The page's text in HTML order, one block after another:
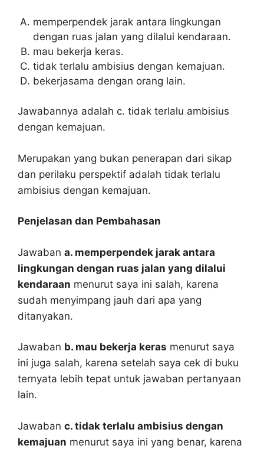
memperpendek jarak antara lingkungan
dengan ruas jalan yang dilalui kendaraan.
mau bekerja keras.
tidak terlalu ambisius dengan kemajuan.
bekerjasama dengan orang lain.
Jawabannya adalah c. tidak terlalu ambisius
dengan kemajuan.
Merupakan yang bukan penerapan dari sikap
dan perilaku perspektif adalah tidak terlalu
ambisius dengan kemajuan.
Penjelasan dan Pembahasan
Jawaban a. memperpendek jarak antara
lingkungan dengan ruas jalan yang dilalui
kendaraan menurut saya ini salah, karena
sudah menyimpang jauh dari apa yang
ditanyakan.
Jawaban b. mau bekerja keras menurut saya
ini juga salah, karena setelah saya cek di buku
ternyata lebih tepat untuk jawaban pertanyaan
lain.
Jawaban c. tidak terlalu ambisius dengan
kemajuan menurut saya ini yang benar, karena